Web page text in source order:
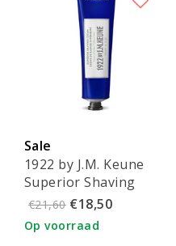
Sale
1922 by J.M. Keune
Superior Shaving
Cream 150ml
€21,60 €18,50
Op voorraad